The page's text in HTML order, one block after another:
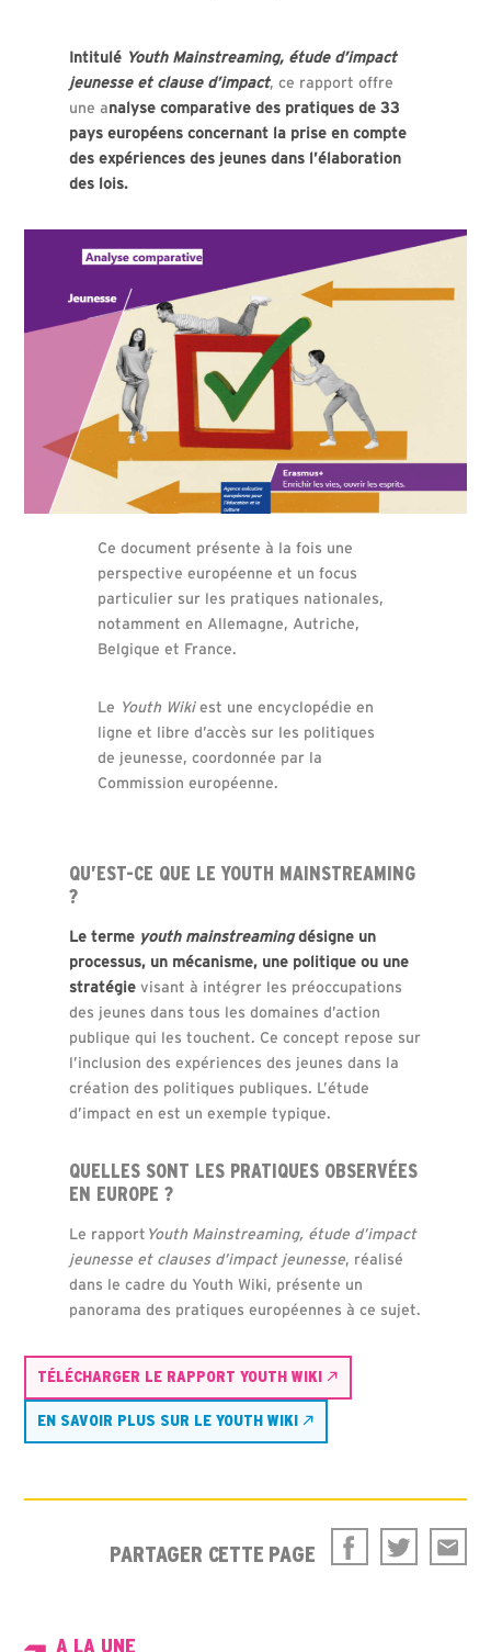
Intitulé Youth Mainstreaming, étude d’impact
jeunesse et clause d’impact, ce rapport offre
une analyse comparative des pratiques de 33
pays européens concernant la prise en compte
des expériences des jeunes dans l’élaboration
des lois.
Ce document présente à la fois une
perspective européenne et un focus
particulier sur les pratiques nationales,
notamment en Allemagne, Autriche,
Belgique et France.
Le Youth Wikiest une encyclopédie en
ligne et libre d’accès sur les politiques
de jeunesse, coordonnée par la
Commission européenne.
QU’EST-CE QUE LE YOUTH MAINSTREAMING
?
Le terme youth mainstreamingdésigne un
processus, un mécanisme, une politique ou une
stratégievisant à intégrer les préoccupations
des jeunes dans tous les domaines d’action
publique qui les touchent. Ce concept repose sur
l’inclusion des expériences des jeunes dans la
création des politiques publiques. L’étude
d’impact en est un exemple typique.
QUELLES SONT LES PRATIQUES OBSERVÉES
EN EUROPE ?
Le rapport Youth Mainstreaming, étude d’impact
jeunesse et clauses d’impact jeunesse, réalisé
dans le cadre du Youth Wiki, présente un
panorama des pratiques européennes à ce sujet.
TÉLÉCHARGER LE RAPPORT YOUTH WIKI
EN SAVOIR PLUS SUR LE YOUTH WIKI
PARTAGER CETTE PAGE
A LA UNE